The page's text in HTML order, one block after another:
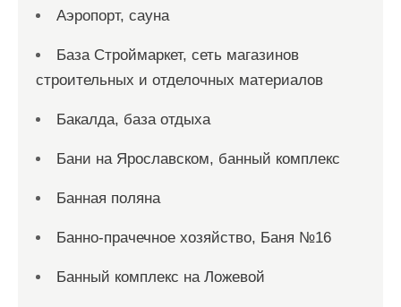
Аэропорт, сауна
База Строймаркет, сеть магазинов
строительных и отделочных материалов
Бакалда, база отдыха
Бани на Ярославском, банный комплекс
Банная поляна
Банно-прачечное хозяйство, Баня №16
Банный комплекс на Ложевой